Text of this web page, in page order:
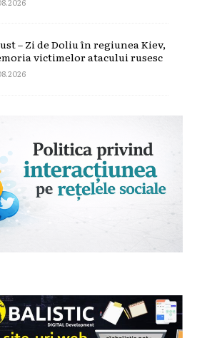
– Zi de Doliu în regiunea Kiev,
victimelor atacului rusesc